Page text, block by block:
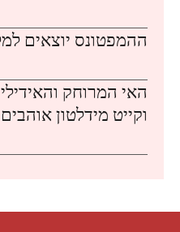
ההמפטונס יוצאים
האי המרוחק
וקייט מידלטון